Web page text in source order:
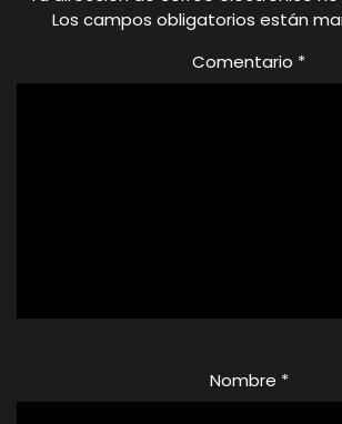
Los campos obligatorios están
Comentario *
Nombre *